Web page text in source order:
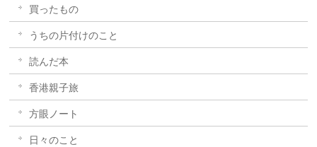
買ったもの
うちの片付けのこと
読んだ本
香港親子旅
方眼ノート
日々のこと